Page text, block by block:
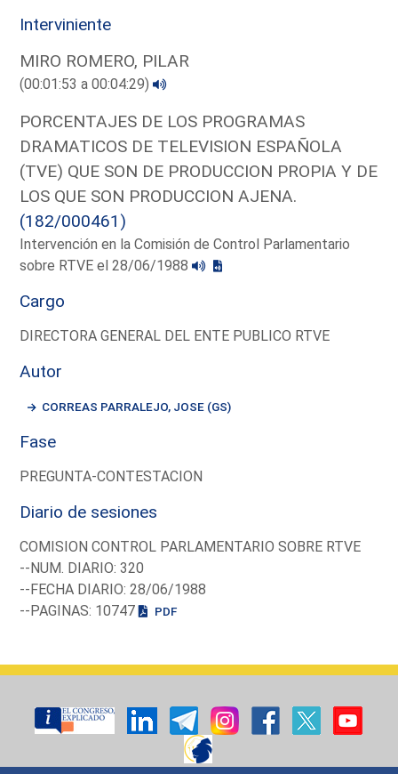
Interviniente
MIRO ROMERO, PILAR
(00:01:53 a 00:04:29)
PORCENTAJES DE LOS PROGRAMAS
DRAMATICOS DE TELEVISION ESPAÑOLA
(TVE) QUE SON DE PRODUCCION PROPIA Y DE
LOS QUE SON PRODUCCION AJENA.
(182/000461)
Intervención en la Comisión de Control Parlamentario
sobre RTVE el 28/06/1988
Cargo
DIRECTORA GENERAL DEL ENTE PUBLICO RTVE
Autor
CORREAS PARRALEJO, JOSE (GS)
Fase
PREGUNTA-CONTESTACION
Diario de sesiones
COMISION CONTROL PARLAMENTARIO SOBRE RTVE
--NUM. DIARIO: 320
--FECHA DIARIO: 28/06/1988
--PAGINAS: 10747
PDF